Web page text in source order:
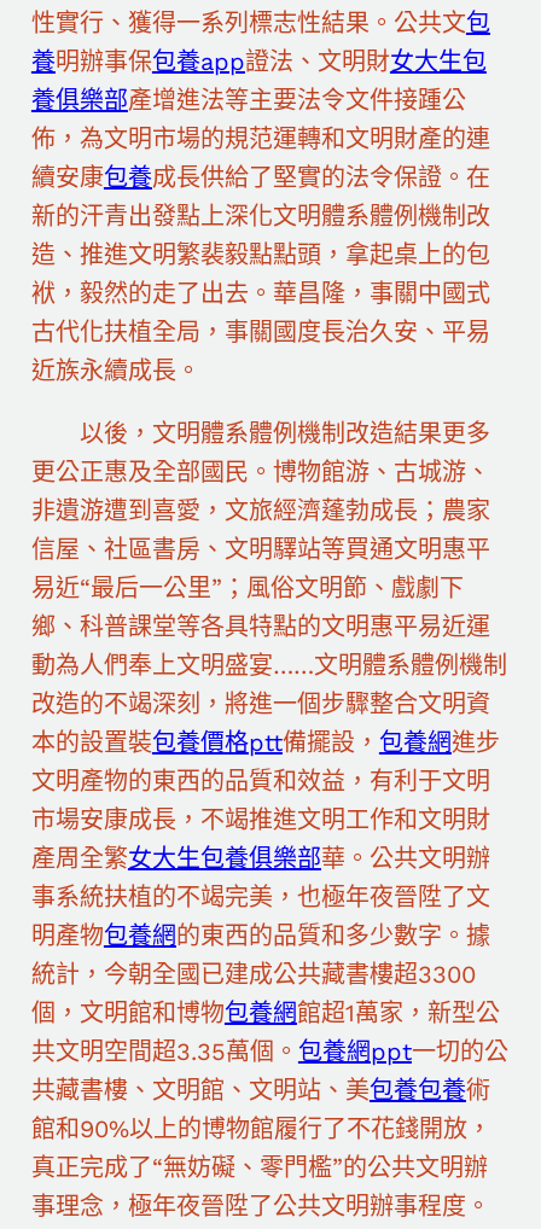
性實行、獲得一系列標志性結果。公共文包
養明辦事保包養app證法、文明財女大生包
養俱樂部產增進法等主要法令文件接踵公
佈，為文明市場的規范運轉和文明財產的連
續安康包養成長供給了堅實的法令保證。在
新的汗青出發點上深化文明體系體例機制改
造、推進文明繁裴毅點點頭，拿起桌上的包
袱，毅然的走了出去。華昌隆，事關中國式
古代化扶植全局，事關國度長治久安、平易
近族永續成長。
以後，文明體系體例機制改造結果更多
更公正惠及全部國民。博物館游、古城游、
非遺游遭到喜愛，文旅經濟蓬勃成長；農家
信屋、社區書房、文明驛站等買通文明惠平
易近“最后一公里”；風俗文明節、戲劇下
鄉、科普課堂等各具特點的文明惠平易近運
動為人們奉上文明盛宴……文明體系體例機制
改造的不竭深刻，將進一個步驟整合文明資
本的設置裝包養價格ptt備擺設， 包養網進步
文明產物的東西的品質和效益，有利于文明
市場安康成長，不竭推進文明工作和文明財
產周全繁女大生包養俱樂部華。公共文明辦
事系統扶植的不竭完美，也極年夜晉陞了文
明產物包養網的東西的品質和多少數字。據
統計，今朝全國已建成公共藏書樓超3300
個，文明館和博物包養網館超1萬家，新型公
共文明空間超3.35萬個。 包養網ppt一切的公
共藏書樓、文明館、文明站、美包養包養術
館和90%以上的博物館履行了不花錢開放，
真正完成了“無妨礙、零門檻”的公共文明辦
事理念，極年夜晉陞了公共文明辦事程度。